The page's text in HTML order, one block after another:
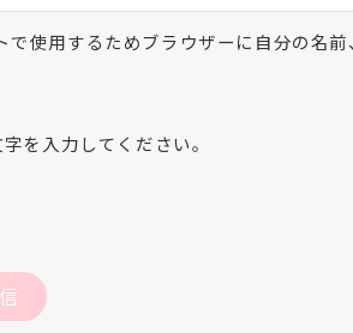
で使用するためブラウザーに自分の名
を入力してください。